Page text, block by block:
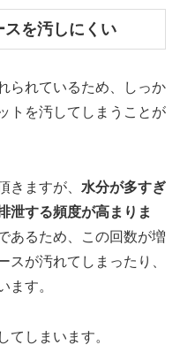
を汚しにくい
られているため、しっか
トを汚してしまうことが
きますが、 水分が多すぎ
泄する頻度が高まりま
あるため、この回数が増
スが汚れてしまったり、
ます。
てしまいます。